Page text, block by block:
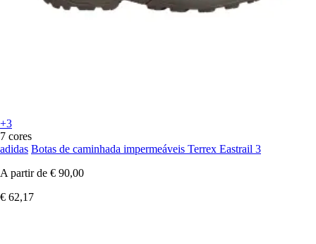
+3
7 cores
adidas Botas de caminhada impermeáveis Terrex Eastrail 3
A partir de € 90,00
€ 62,17